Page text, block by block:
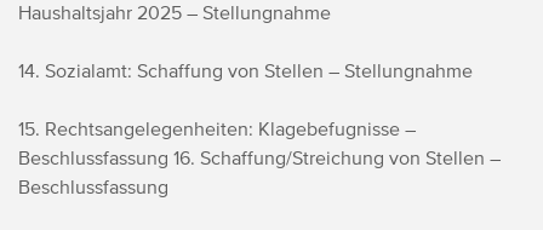
Haushaltsjahr 2025 – Stellungnahme
14. Sozialamt: Schaffung von Stellen – Stellungnahme
15. Rechtsangelegenheiten: Klagebefugnisse –
Beschlussfassung 16. Schaffung/Streichung von Stellen –
Beschlussfassung